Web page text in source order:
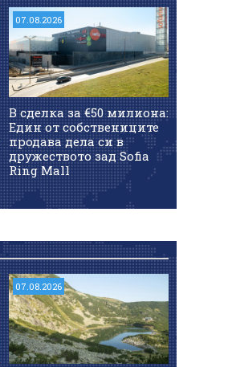
07.08.2026
В сделка за €50 милиона:
Един от собствениците
продава дела си в
дружеството зад Sofia
Ring Mall
07.08.2026